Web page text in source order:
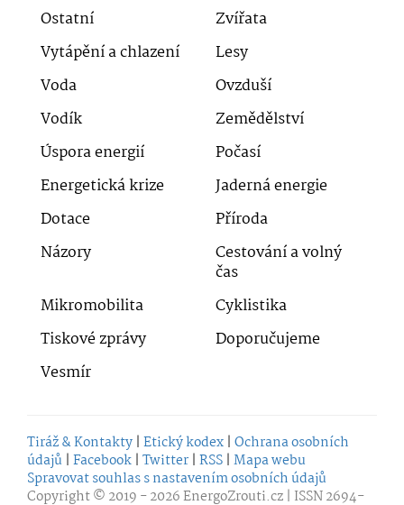
Ostatní
Zvířata
Vytápění a chlazení
Lesy
Voda
Ovzduší
Vodík
Zemědělství
Úspora energií
Počasí
Energetická krize
Jaderná energie
Dotace
Příroda
Názory
Cestování a volný
čas
Mikromobilita
Cyklistika
Tiskové zprávy
Doporučujeme
Vesmír
Tiráž & Kontakty | Etický kodex | Ochrana osobních
údajů | Facebook | Twitter | RSS | Mapa webu
Spravovat souhlas s nastavením osobních údajů
Copyright © 2019 - 2026EnergoZrouti.cz | ISSN 2694-